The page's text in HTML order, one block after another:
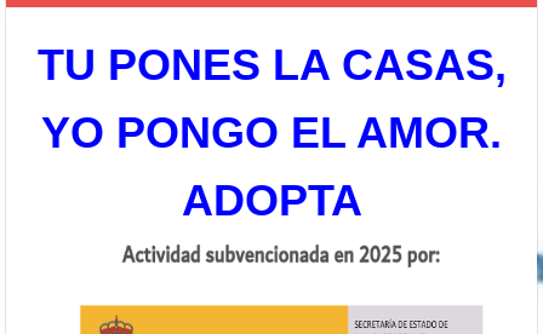
TU PONES LA CASAS,
YO PONGO EL AMOR.
ADOPTA